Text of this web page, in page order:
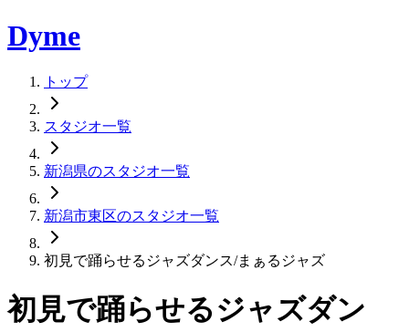
Dyme
トップ
スタジオ一覧
新潟県のスタジオ一覧
新潟市東区のスタジオ一覧
初見で踊らせるジャズダンス/まぁるジャズ
初見で踊らせるジャズダン